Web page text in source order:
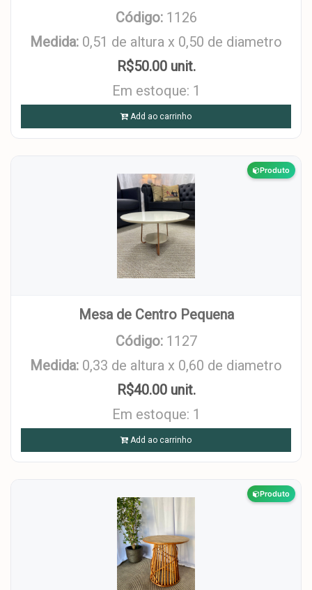
Código: 1126
Medida: 0,51 de altura x 0,50 de diametro
R$50.00 unit.
Em estoque: 1
Add ao carrinho
Produto
Mesa de Centro Pequena
Código: 1127
Medida: 0,33 de altura x 0,60 de diametro
R$40.00 unit.
Em estoque: 1
Add ao carrinho
Produto